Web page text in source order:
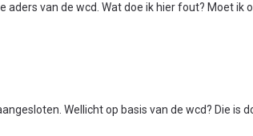
van de wcd. Wat doe ik hier fout? Moet ik
Wellicht op basis van de wcd? Die is